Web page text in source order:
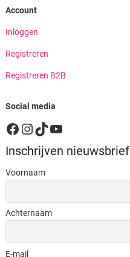
Account
Inloggen
Registreren
Registreren B2B
Social media
Facebook
Instagram
TikTok
YouTube
Inschrijven nieuwsbrief
Voornaam
Achternaam
E-mail